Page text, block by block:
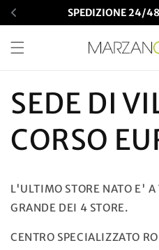
SPEDIZIONE 24/
direttamente
ai contenuti
SEDE DI
CORSO
L'ULTIMO STORE NATO E'
GRANDE DEI 4 STORE.
CENTRO SPECIALIZZATO